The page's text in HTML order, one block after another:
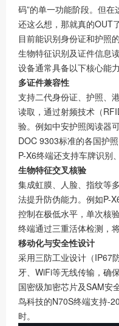
码”的单一功能阶段。但
还这么想，那就真的OUT
目前能识别身份证和护照
生物特征识别及证件信息
设备通常具备以下核心能力
多证件兼容性
支持二代身份证、护照、
读取，通过射频技术（
验。例如中安护照阅读器
DOC 9303标准的各国护
P-X6终端还支持车牌识别
生物特征交叉核验
集成虹膜、人脸、指纹等
法提升防伪能力。例如P-
控制在极低水平，单次核
终端通过三重活体检测，
移动化与安全性设计
采用三防工业设计（IP67
牙、WiFi等无线传输，确
国密级加密芯片及SAM安
鸟科技的N70S终端支持
时。